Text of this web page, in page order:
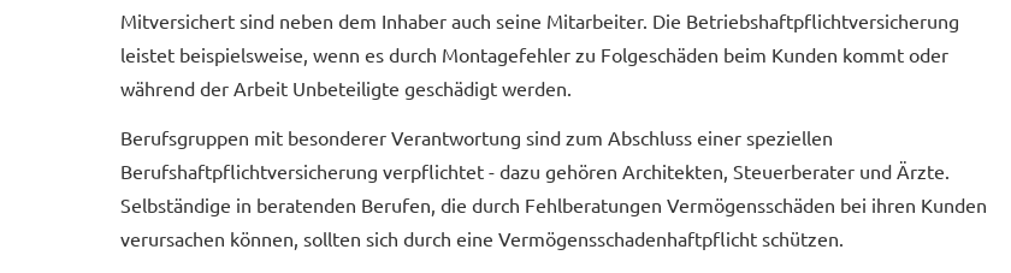
Mitversichert sind neben dem Inhaber auch seine Mitarbeiter. Die Betriebshaftpflichtversicherung
leistet beispielsweise, wenn es durch Montagefehler zu Folgeschäden beim Kunden kommt oder
während der Arbeit Unbeteiligte geschädigt werden.
Berufsgruppen mit besonderer Verantwortung sind zum Abschluss einer speziellen
Berufshaftpflichtversicherung verpflichtet - dazu gehören Architekten, Steuerberater und Ärzte.
Selbständige in beratenden Berufen, die durch Fehlberatungen Vermögensschäden bei ihren Kunden
verursachen können, sollten sich durch eine Vermögensschadenhaftpflicht schützen.